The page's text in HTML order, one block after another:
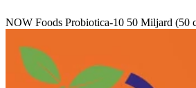
NOW Foods Probiotica-10 50 Miljard (50